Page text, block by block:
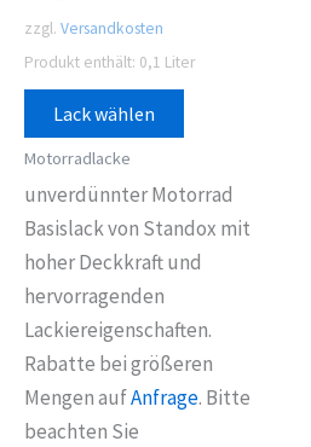
zzgl. Versandkosten
Produkt enthält: 0,1 Liter
Lack wählen
Motorradlacke
unverdünnter Motorrad
Basislack von Standox mit
hoher Deckkraft und
hervorragenden
Lackiereigenschaften.
Rabatte bei größeren
Mengen aufAnfrage. Bitte
beachten Sie